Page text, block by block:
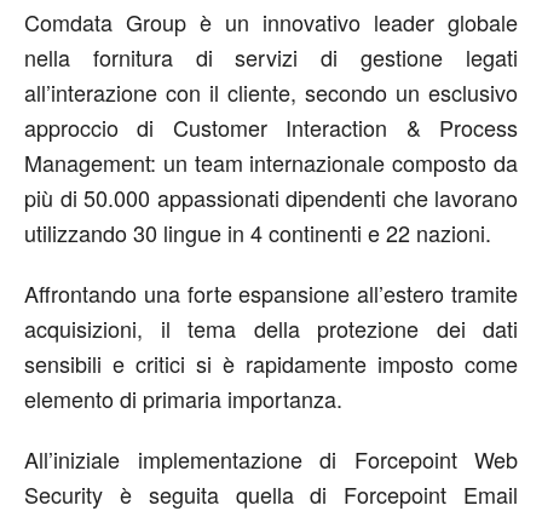
Comdata Group è un innovativo leader globale
nella fornitura di servizi di gestione legati
all’interazione con il cliente, secondo un esclusivo
approccio di Customer Interaction & Process
Management: un team internazionale composto da
più di 50.000 appassionati dipendenti che lavorano
utilizzando 30 lingue in 4 continenti e 22 nazioni.
Affrontando una forte espansione all’estero tramite
acquisizioni, il tema della protezione dei dati
sensibili e critici si è rapidamente imposto come
elemento di primaria importanza.
All’iniziale implementazione di Forcepoint Web
Security è seguita quella di Forcepoint Email